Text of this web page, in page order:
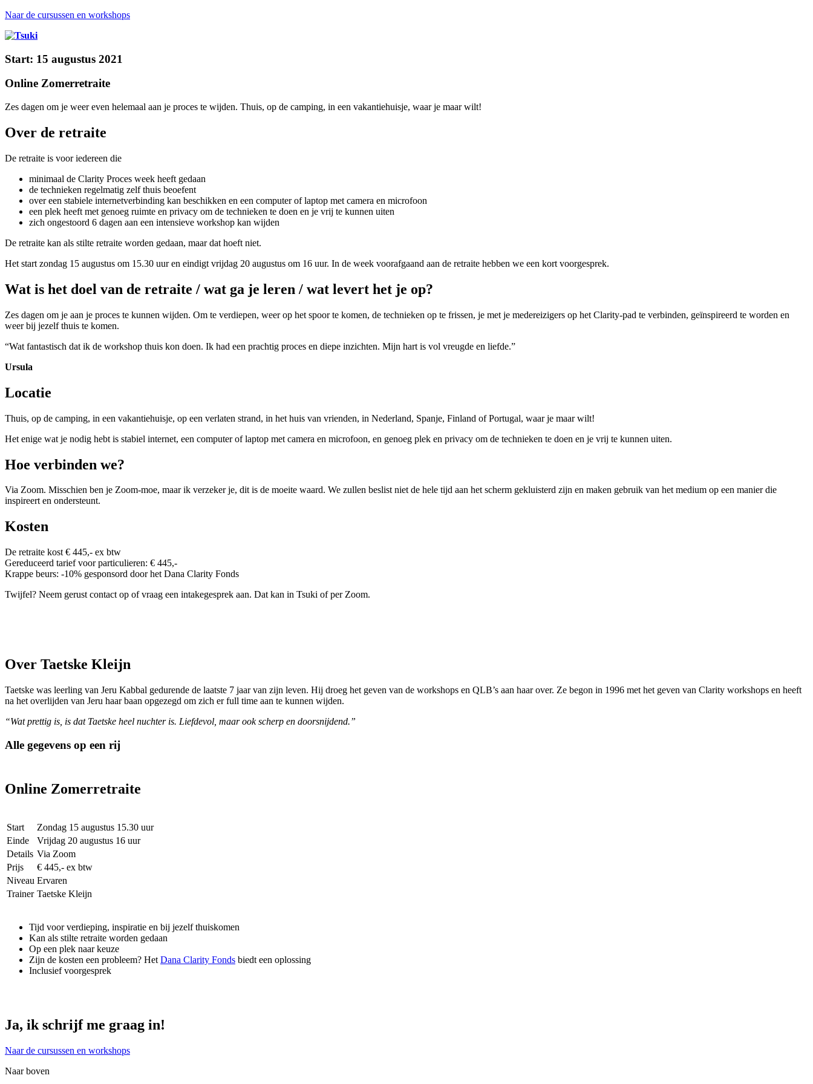
Naar de cursussen en workshops
Start: 15 augustus 2021
Online Zomerretraite
Zes dagen om je weer even helemaal aan je proces te wijden. Thuis, op de camping, in een vakantiehuisje, waar je maar wilt!
Over de retraite
De retraite is voor iedereen die
minimaal de Clarity Proces week heeft gedaan
de technieken regelmatig zelf thuis beoefent
over een stabiele internetverbinding kan beschikken en een computer of laptop met camera en microfoon
een plek heeft met genoeg ruimte en privacy om de technieken te doen en je vrij te kunnen uiten
zich ongestoord 6 dagen aan een intensieve workshop kan wijden
De retraite kan als stilte retraite worden gedaan, maar dat hoeft niet.
Het start zondag 15 augustus om 15.30 uur en eindigt vrijdag 20 augustus om 16 uur. In de week voorafgaand aan de retraite hebben we een kort voorgesprek.
Wat is het doel van de retraite / wat ga je leren / wat levert het je op?
Zes dagen om je aan je proces te kunnen wijden. Om te verdiepen, weer op het spoor te komen, de technieken op te frissen, je met je medereizigers op het Clarity-pad te verbinden, geïnspireerd te worden en
weer bij jezelf thuis te komen.
“Wat fantastisch dat ik de workshop thuis kon doen. Ik had een prachtig proces en diepe inzichten. Mijn hart is vol vreugde en liefde.”
Ursula
Locatie
Thuis, op de camping, in een vakantiehuisje, op een verlaten strand, in het huis van vrienden, in Nederland, Spanje, Finland of Portugal, waar je maar wilt!
Het enige wat je nodig hebt is stabiel internet, een computer of laptop met camera en microfoon, en genoeg plek en privacy om de technieken te doen en je vrij te kunnen uiten.
Hoe verbinden we?
Via Zoom. Misschien ben je Zoom-moe, maar ik verzeker je, dit is de moeite waard. We zullen beslist niet de hele tijd aan het scherm gekluisterd zijn en maken gebruik van het medium op een manier die
inspireert en ondersteunt.
Kosten
De retraite kost € 445,- ex btw
Gereduceerd tarief voor particulieren: € 445,-
Krappe beurs: -10% gesponsord door het Dana Clarity Fonds
Twijfel? Neem gerust contact op of vraag een intakegesprek aan. Dat kan in Tsuki of per Zoom.
Over Taetske Kleijn
Taetske was leerling van Jeru Kabbal gedurende de laatste 7 jaar van zijn leven. Hij droeg het geven van de workshops en QLB’s aan haar over. Ze begon in 1996 met het geven van Clarity workshops en heeft
na het overlijden van Jeru haar baan opgezegd om zich er full time aan te kunnen wijden.
“Wat prettig is, is dat Taetske heel nuchter is. Liefdevol, maar ook scherp en doorsnijdend.”
Alle gegevens op een rij
Online Zomerretraite
Start
Zondag 15 augustus 15.30 uur
Einde
Vrijdag 20 augustus 16 uur
Details Via Zoom
Prijs
€ 445,- ex btw
Niveau Ervaren
Trainer Taetske Kleijn
Tijd voor verdieping, inspiratie en bij jezelf thuiskomen
Kan als stilte retraite worden gedaan
Op een plek naar keuze
Zijn de kosten een probleem? Het Dana Clarity Fonds biedt een oplossing
Inclusief voorgesprek
Ja, ik schrijf me graag in!
Naar de cursussen en workshops
Naar boven